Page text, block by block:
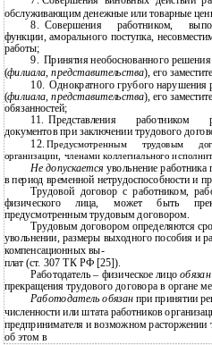
обслуживающим денежные или товарные
8. Совершения работником,
функции, аморального поступка,
работы;
9. Принятия необоснованного
(филиала,представительства), его
10.
Однократного грубого нарушения
(филиала, представительства), его
обязанностей;
11.
Представления работником
документов при заключении трудового
12. Предусмотренным трудовым
организации, членами коллегиального
Не допускается увольнение работника
в период временной нетрудоспособности и
Трудовой договор с работником,
физического лица, может быть
предусмотренным трудовым договором.
Трудовым договором определяются
увольнении, размеры выходного пособия и
компенсационных вы-
плат (ст. 307 ТК РФ [25]).
Работодатель – физическое лицо
прекращения трудового договора в органе
Работодатель обязан при принятии
численности или штата работников
предпринимателя и возможном
об этом в